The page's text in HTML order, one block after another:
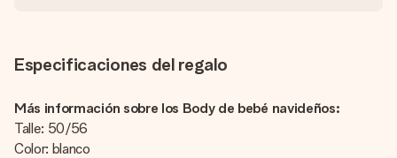
Especificaciones del regalo
Más información sobre los Body de bebé navideños:
Talle: 50/56
Color: blanco